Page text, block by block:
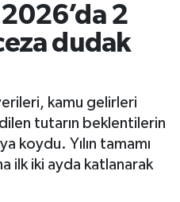
2
dudak
kamu gelirleri
tutarın beklentilerin
koydu. Yılın tamamı
ilk iki ayda katlanarak
Haritası